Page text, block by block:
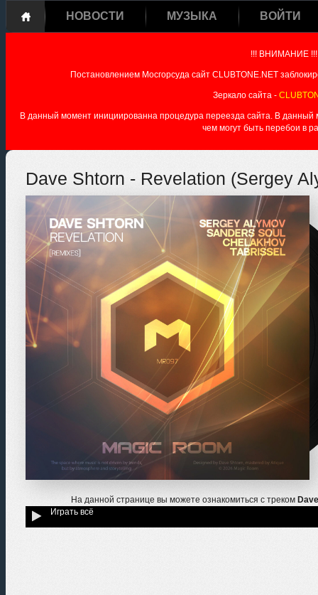
НОВОСТИ МУЗЫКА ВОЙТИ
!!! ВНИМАНИЕ !!!
Постановлением Мосгорсуда сайт CLUBTONE.NET
Зеркало сайта -
В данный момент инициированна процедура переезда сайта. В данный
чем могут быть перебои в
Dave Shtorn - Revelation (Sergey
На данной странице вы можете ознакомиться с треком
Играть всё